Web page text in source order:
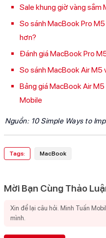
Sale khung giờ vàng sắm
So sánh MacBook Pro
hơn?
Đánh giá MacBook Pro
So sánh MacBook Air
Bảng giá MacBook Air
Mobile
Nguồn: 10 Simple Ways to
Tags: MacBook
Mời Bạn Cùng Thảo